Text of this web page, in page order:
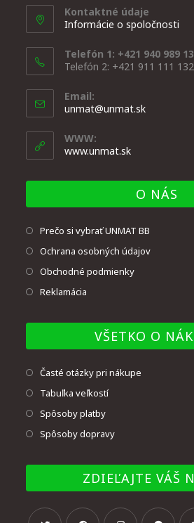
Kontaktné údaje
Informácie o spoločnosti
Telefón 1: +421 940 989
Telefón 2: +421 911 111 132
Email:
unmat@unmat.sk
WWW:
www.unmat.sk
O NÁS
Prečo si vybrať UNMAT BB
Ochrana osobných údajov
Obchodné podmienky
Reklamácia
VŠETKO O
Časté otázky pri nákupe
Tabuľka veľkostí
Spôsoby platby
Spôsoby dopravy
ZDIEĽAJTE VÁŠ